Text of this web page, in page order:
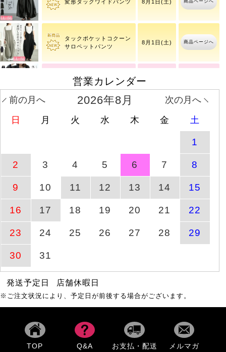
変形タックワイドパンツ 8月1日(土) 商品ページへ
タックポケットコクーン
サロペットパンツ
8月1日(土) 商品ページへ
大きいサイズ レディース
シア
8月6日(木)
レースフレアスリーブバ
8月10日(月) 商品ページへ
ストレッチツイルセンタ
ータックフレアパンツ
8月1日(土) 商品ページへ
トップス
商品ページへ
ケーブル模様メロウ半袖
Vネック総レースノース
リーブトップス
8月6日(木) 商品ページへ
営業カレンダー
前の月へ 次の月へ
2026年8月
日 月 火 水 木 金 土
1
2 3 4 5 6 7 8
9 10 11 12 13 14 15
16 17 18 19 20 21 22
23 24 25 26 27 28 29
30 31
発送予定日 店舗休暇日
※ご注文状況により、予定日が前後する場合がございます。
TOP Q&A お支払・配送 メルマガ